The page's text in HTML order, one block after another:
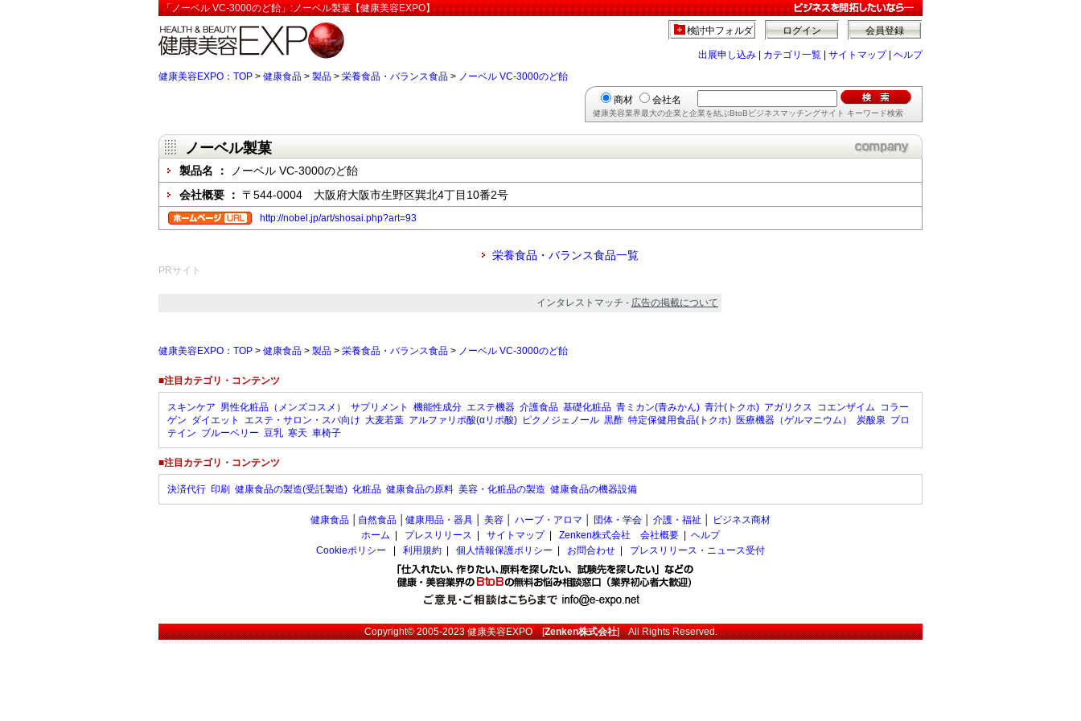
「ノーベル VC-3000のど飴」:ノーベル製菓【健康美容EXPO】
会員登録
ログイン
検討中フォルダ
出展申し込み カテゴリ一覧 サイトマップ| ヘルプ
健康美容EXPO：TOP > 健康食品 > 製品 > 栄養食品・バランス食品 > ノーベル VC-3000のど飴
商材 会社名
健康美容業界最大の企業と企業を結ぶBtoBビジネスマッチングサイト キーワード検索
ノーベル製菓
製品名 ：
ノーベル VC-3000のど飴
会社概要 ： 〒544-0004 大阪府大阪市生野区巽北4丁目10番2号
http://nobel.jp/art/shosai.php?art=93
栄養食品・バランス食品一覧
PRサイト
インタレストマッチ - 広告の掲載について
健康美容EXPO：TOP > 健康食品 > 製品 > 栄養食品・バランス食品 > ノーベル VC-3000のど飴
■注目カテゴリ・コンテンツ
スキンケア 男性化粧品（メンズコスメ） サプリメント 機能性成分 エステ機器 介護食品 基礎化粧品 青ミカン(青みかん) 青汁(トクホ) アガリクス コエンザイム コラー
ゲン ダイエット エステ・サロン・スパ向け 大麦若葉 アルファリポ酸(αリポ酸) ピクノジェノール 黒酢 特定保健用食品(トクホ) 医療機器（ゲルマニウム） 炭酸泉 プロ
テイン ブルーベリー 豆乳 寒天 車椅子
■注目カテゴリ・コンテンツ
決済代行 印刷 健康食品の製造(受託製造) 化粧品 健康食品の原料 美容・化粧品の製造 健康食品の機器設備
健康食品 自然食品 健康用品・器具 美容 ハーブ・アロマ 団体・学会 介護・福祉
ビジネス商材
ホーム
プレスリリース サイトマップ| Zenken株式会社 会社概要
ヘルプ
Cookieポリシー
利用規約 個人情報保護ポリシー お問合わせ プレスリリース・ニュース受付
Copyright© 2005-2023健康美容EXPO[Zenken株式会社] All Rights Reserved.